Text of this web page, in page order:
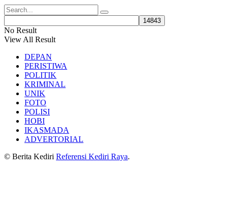
No Result
View All Result
DEPAN
PERISTIWA
POLITIK
KRIMINAL
UNIK
FOTO
POLISI
HOBI
IKASMADA
ADVERTORIAL
© Berita Kediri Referensi Kediri Raya.